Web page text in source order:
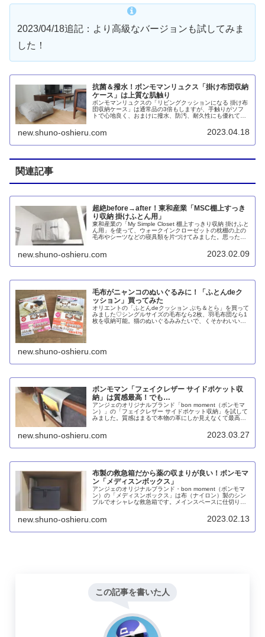
2023/04/18追記：より高級なバージョンも試してみま
した！
抗菌＆撥水！ボンモマンリュクス「掛け布団収納
ケース」は上質な肌触り
ボンモマンリュクスの「リビングクッションになる 掛け布
団収納ケース」は通常品の3倍もしますが、手触りがソフ
トで心地良く、おまけに撥水、防汚、耐久性にも優れてい
new.shuno-oshieru.com 2023.04.18
関連記事
超絶before→after！東和産業「MSC棚上すっき
り収納 掛けふとん用」
東和産業の「My Simple Closet 棚上すっきり収納 掛けふと
ん用」を使って、ウォークインクローゼットの枕棚の上の
毛布やシーツなどの寝具類を片づけてみました。思った以
new.shuno-oshieru.com 2023.02.09
毛布がニャンコのぬいぐるみに！「ふとんdeク
ッション」買ってみた
オリエントの「ふとんdeクッション ぶち＆とら」を買って
みました♡シングルサイズの毛布なら2枚、羽毛布団なら1
枚を収納可能。猫のぬいぐるみみたいで、くそかわいいで
new.shuno-oshieru.com
ボンモマン「フェイクレザー サイドポケット収
納」は質感最高！でも…
アンジェのオリジナルブランド「bon moment（ボンモマ
ン）」の「フェイクレザー サイドポケット収納」を試して
みました。質感はまるで本物の革にしか見えなくて最高！
new.shuno-oshieru.com 2023.03.27
布製の救急箱だから薬の収まりが良い！ボンモマ
ン「メディスンボックス」
アンジェのオリジナルブランド・bon moment（ボンモマ
ン）の「メディスンボックス」は布（ナイロン）製のシン
プルでオシャレな救急箱です。メインスペースに仕切りが
やフタ裏などにポケットが設けられています。
new.shuno-oshieru.com 2023.02.13
この記事を書いた人